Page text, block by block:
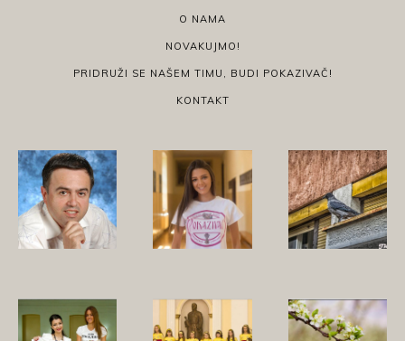
O NAMA
NOVAKUJMO!
PRIDRUŽI SE NAŠEM TIMU, BUDI POKAZIVAČ!
KONTAKT